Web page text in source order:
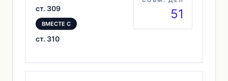
ст. 309
ВМЕСТЕ С
ст. 310
51